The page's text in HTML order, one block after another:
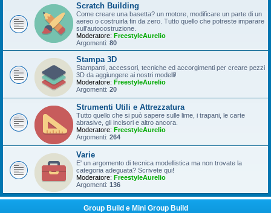
Scratch Building
Come creare una basetta? un motore, modificare un parte di un
aereo o costruirla fin da zero. Tutto quello che potreste imparare
sull'autocostruzione.
Moderatore: FreestyleAurelio
Argomenti: 80
Stampa 3D
Stampanti, accessori, tecniche ed accorgimenti per creare pezzi
3D da aggiungere ai nostri modelli!
Moderatore: FreestyleAurelio
Argomenti: 20
Strumenti Utili e Attrezzatura
Tutto quello che si può sapere sulle lime, i trapani, le carte
abrasive, gli incisori e altro ancora.
Moderatore: FreestyleAurelio
Argomenti: 264
Varie
E' un argomento di tecnica modellistica ma non trovate la
categoria adeguata? Scrivete qui!
Moderatore: FreestyleAurelio
Argomenti: 136
Group Build e Mini Group Build